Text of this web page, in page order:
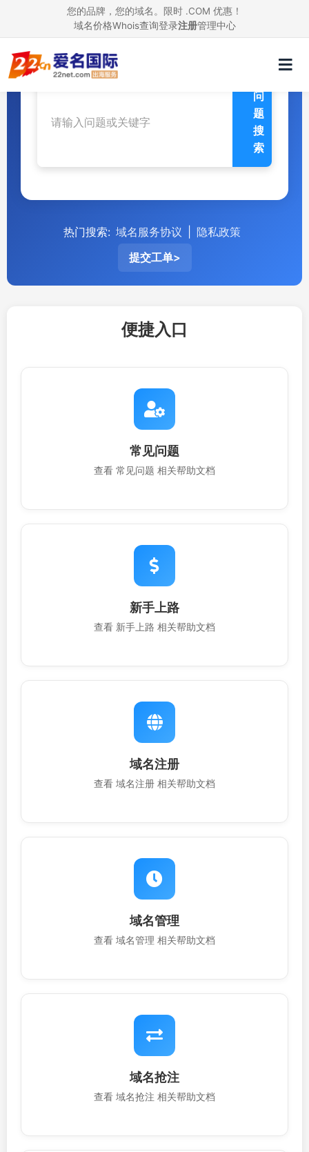
您的品牌，您的域名。限时 .COM 优惠！
域名价格Whois查询登录注册管理中心
帮助中心
问
题
搜
索
热门搜索: 域名服务协议
隐私政策
提交工单>
便捷入口
常见问题
查看 常见问题 相关帮助文档
新手上路
查看 新手上路 相关帮助文档
域名注册
查看 域名注册 相关帮助文档
域名管理
查看 域名管理 相关帮助文档
域名抢注
查看 域名抢注 相关帮助文档